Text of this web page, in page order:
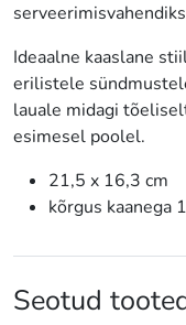
Ideaalne kaaslane
erilistele
lauale midagi
esimesel poolel.
21,5 x 16,3 cm
kõrgus kaanega
Seotud